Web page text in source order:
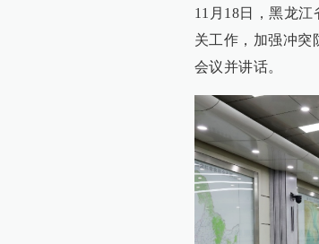
11月18日，黑龙
关工作，加强冲突
会议并讲话。